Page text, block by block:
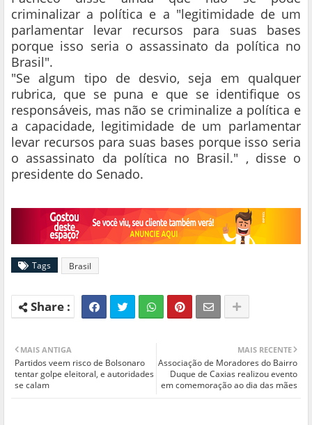
criminalizar a política e a "legitimidade de um
parlamentar levar recursos para suas bases
porque isso seria o assassinato da política no
Brasil".
"Se algum tipo de desvio, seja em qualquer
rubrica, que se puna e que se identifique os
responsáveis, mas não se criminalize a política e
a capacidade, legitimidade de um parlamentar
levar recursos para suas bases porque isso seria
o assassinato da política no Brasil." , disse o
presidente do Senado.
Tags Brasil
MAIS RECENTE
Associação de Moradores do Bairro
Duque de Caxias realizou evento
em comemoração ao dia das mães
MAIS ANTIGA
Partidos veem risco de Bolsonaro
tentar golpe eleitoral, e autoridades
se calam